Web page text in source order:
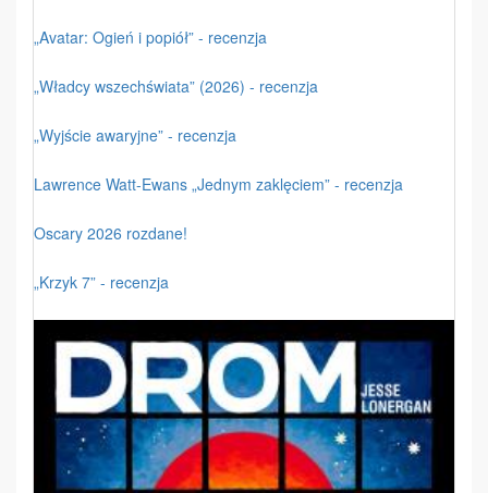
„Avatar: Ogień i popiół” - recenzja
„Władcy wszechświata” (2026) - recenzja
„Wyjście awaryjne” - recenzja
Lawrence Watt-Ewans „Jednym zaklęciem” - recenzja
Oscary 2026 rozdane!
„Krzyk 7” - recenzja